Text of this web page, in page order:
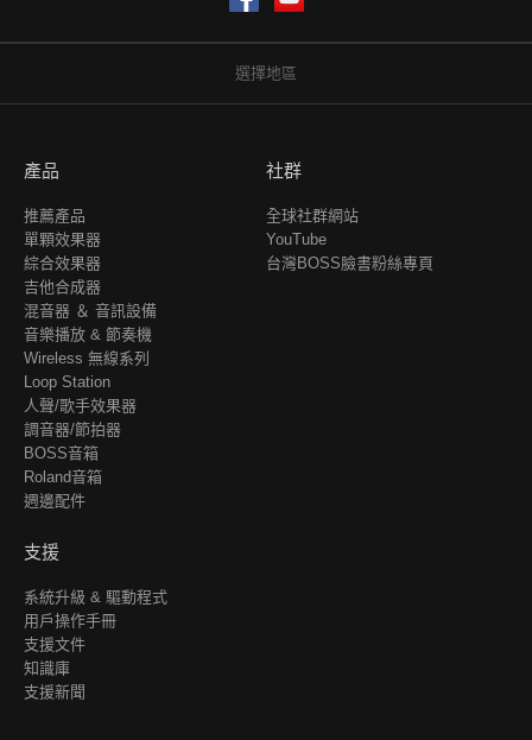
選擇地區
產品
推薦產品
單顆效果器
綜合效果器
吉他合成器
混音器 ＆ 音訊設備
音樂播放 & 節奏機
Wireless 無線系列
Loop Station
人聲/歌手效果器
調音器/節拍器
BOSS音箱
Roland音箱
週邊配件
社群
全球社群網站
YouTube
台灣BOSS臉書粉絲專頁
支援
系統升級 & 驅動程式
用戶操作手冊
支援文件
知識庫
支援新聞